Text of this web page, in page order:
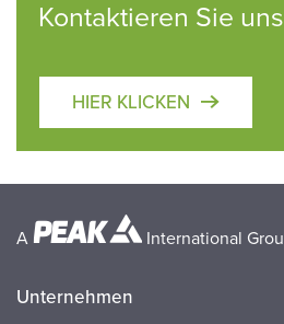
Kontaktieren Sie uns
HIER KLICKEN
A International
Unternehmen